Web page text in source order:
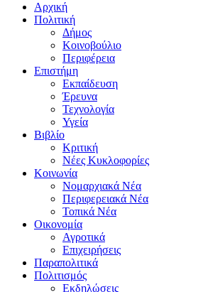
Αρχική
Πολιτική
Δήμος
Κοινοβούλιο
Περιφέρεια
Επιστήμη
Εκπαίδευση
Έρευνα
Τεχνολογία
Υγεία
Βιβλίο
Κριτική
Νέες Κυκλοφορίες
Κοινωνία
Νομαρχιακά Νέα
Περιφερειακά Νέα
Τοπικά Νέα
Οικονομία
Αγροτικά
Επιχειρήσεις
Παραπολιτικά
Πολιτισμός
Εκδηλώσεις